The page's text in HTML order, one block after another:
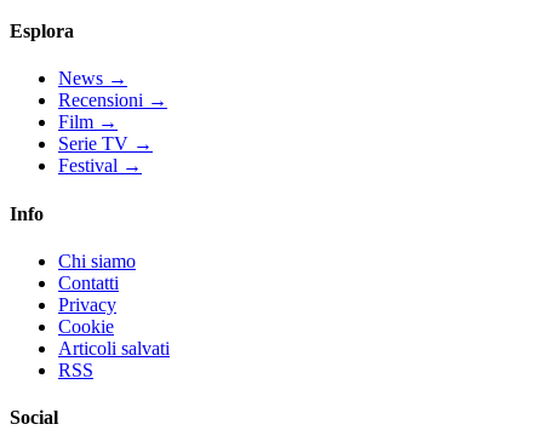
Esplora
News →
Recensioni →
Film →
Serie TV →
Festival →
Info
Chi siamo
Contatti
Privacy
Cookie
Articoli salvati
RSS
Social